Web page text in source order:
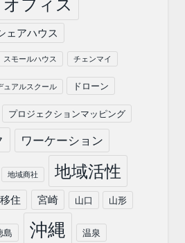
ェアハウス
スモールハウス チェンマイ
ュアルスクール ドローン
プロジェクションマッピング
ワーケーション
地域商社 地域活性
住 宮崎 山口 山形
島 沖縄 温泉